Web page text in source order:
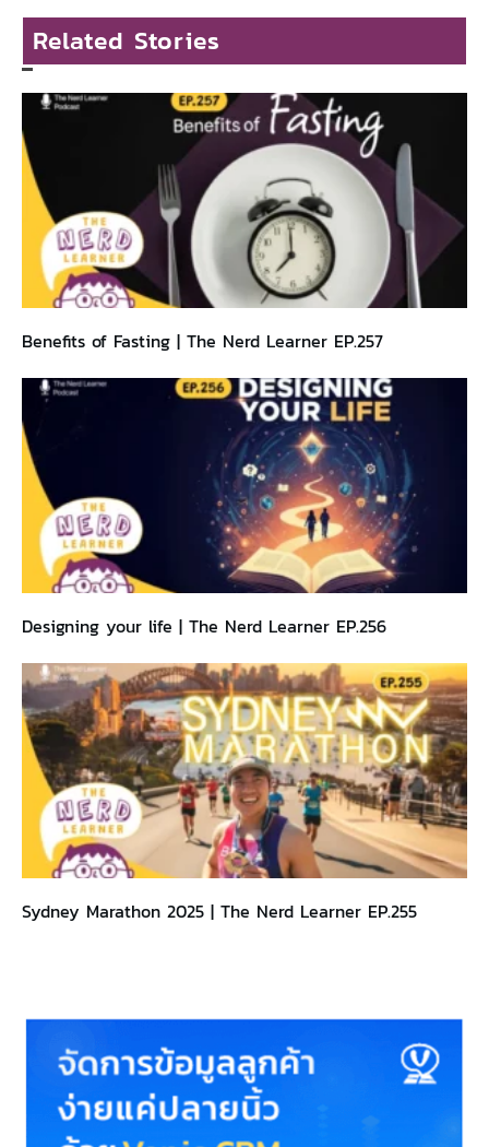
Related Stories
Benefits of Fasting | The Nerd Learner EP.257
Designing your life | The Nerd Learner EP.256
Sydney Marathon 2025 | The Nerd Learner EP.255